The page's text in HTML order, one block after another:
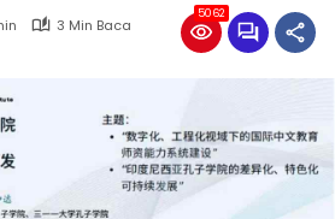
3 Min Baca
5062